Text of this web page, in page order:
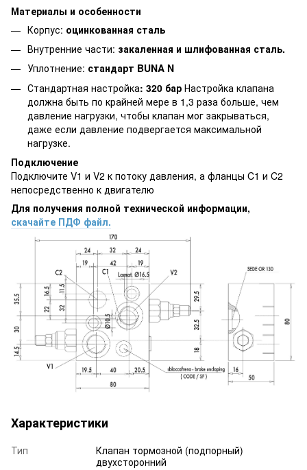
Материалы и особенности
Корпус: оцинкованная сталь
Внутренние части: закаленная и шлифованная сталь.
Уплотнение: стандарт BUNA N
Стандартная настройка: 320 бар Настройка клапана
должна быть по крайней мере в 1,3 раза больше, чем
давление нагрузки, чтобы клапан мог закрываться,
даже если давление подвергается максимальной
нагрузке.
Подключение
Подключите V1 и V2 к потоку давления, а фланцы C1 и C2
непосредственно к двигателю
Для получения полной технической информации,
скачайте ПДФ файл.
Характеристики
Тип
Клапан тормозной (подпорный)
двухсторонний